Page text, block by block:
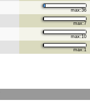
max:36
max:7
max:10
max:1